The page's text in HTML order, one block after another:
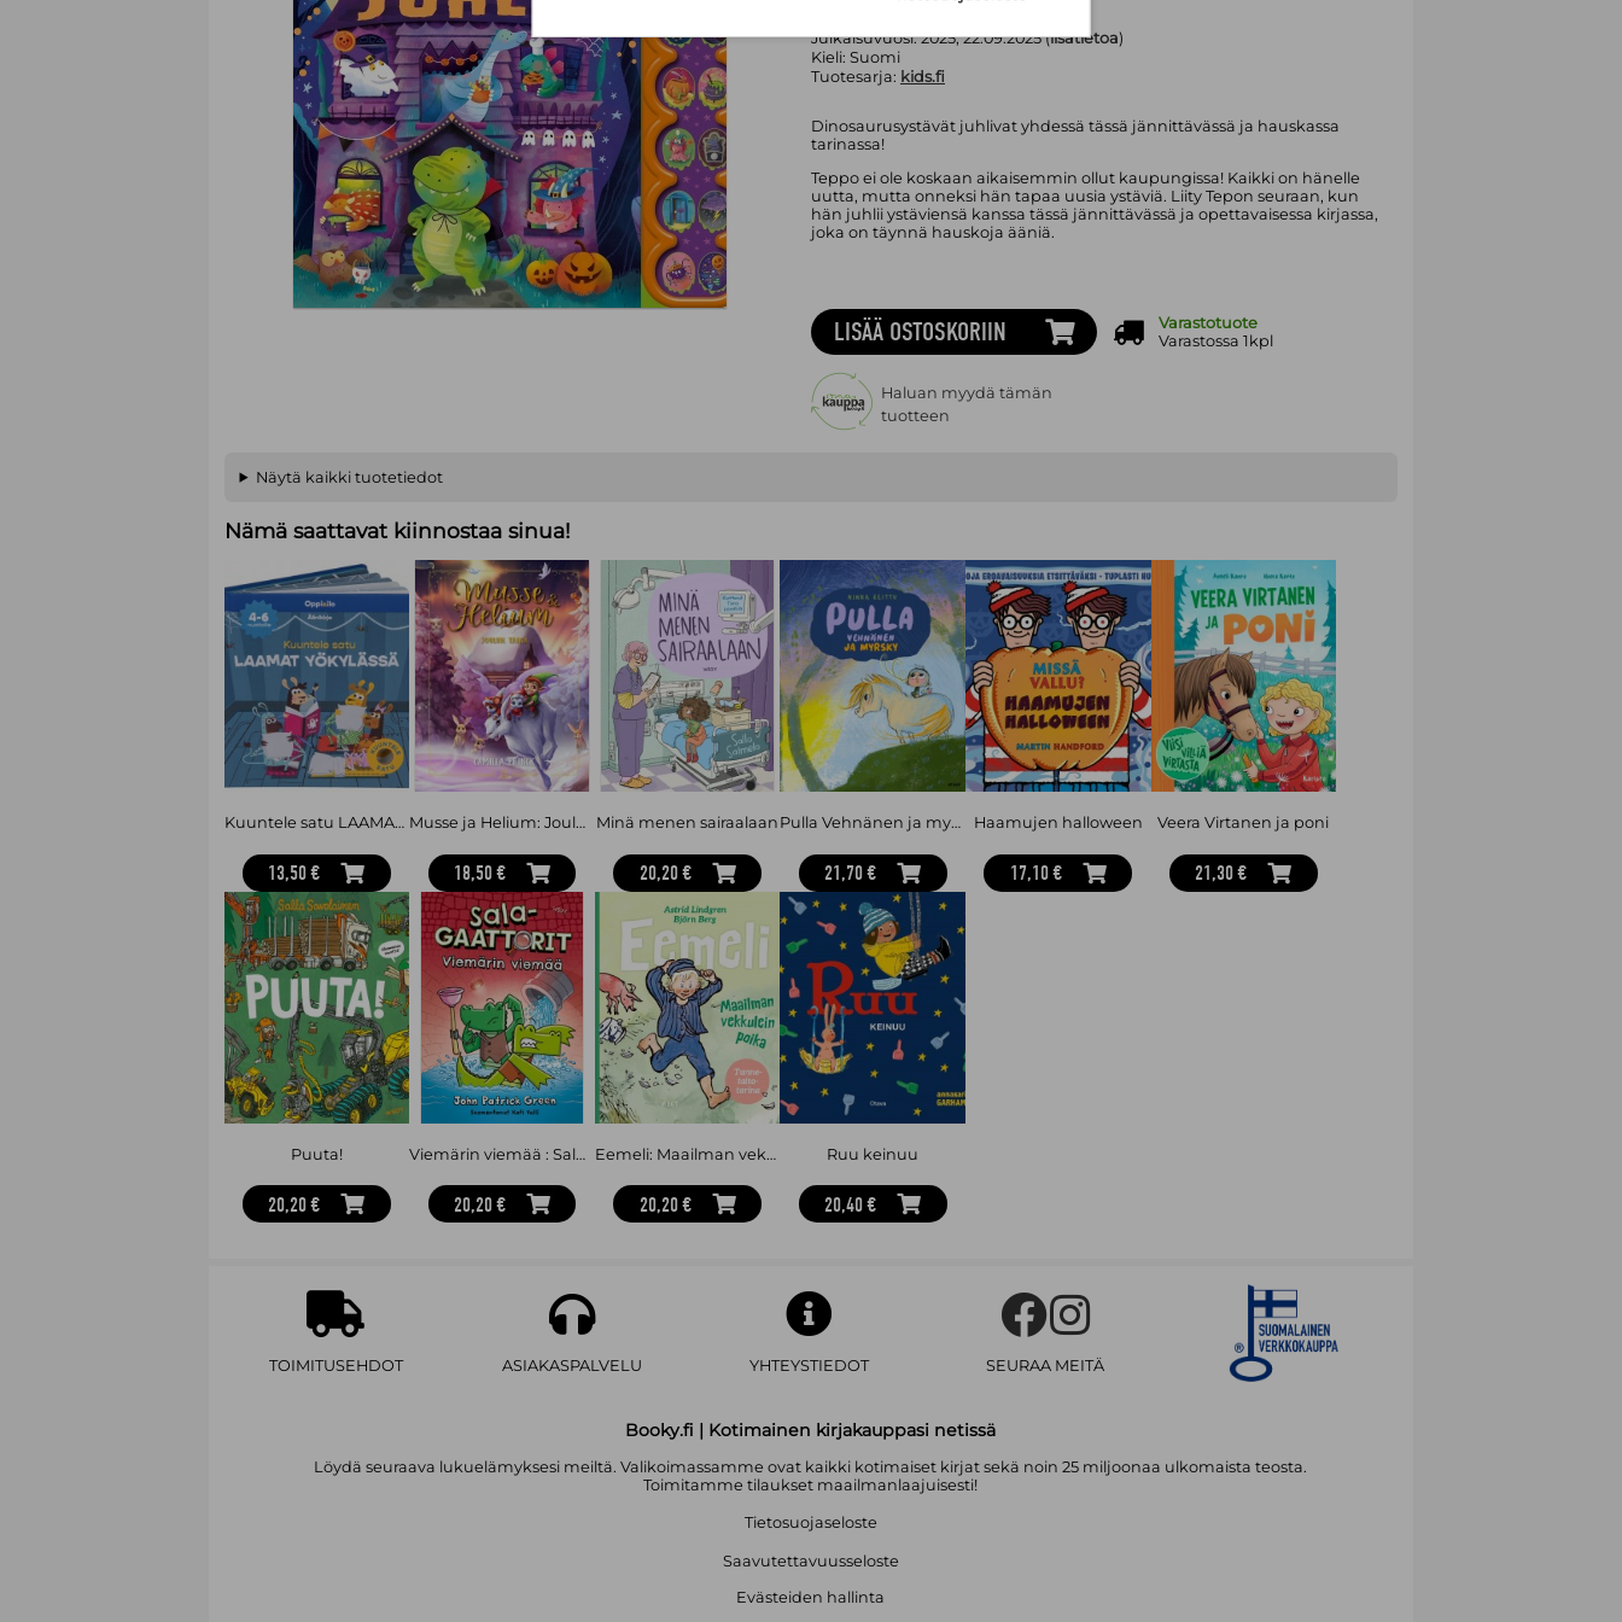
Julkaisuvuosi:2025, 22.09.2025 (lisätietoa)
Kieli: Suomi
Tuotesarja: kids.fi
Dinosaurusystävät juhlivat yhdessä tässä jännittävässä ja hauskassa
tarinassa!
Teppo ei ole koskaan aikaisemmin ollut kaupungissa! Kaikki on hänelle
uutta, mutta onneksi hän tapaa uusia ystäviä. Liity Tepon seuraan, kun
hän juhlii ystäviensä kanssa tässä jännittävässä ja opettavaisessa kirjassa,
joka on täynnä hauskoja ääniä.
LISÄÄ OSTOSKORIIN
Varastotuote
Varastossa 1kpl
Haluan myydä tämän
tuotteen
Näytä kaikki tuotetiedot
Nämä saattavat kiinnostaa sinua!
Kuuntele satu LAAMAT YÖKYLÄSSÄ -äänikirja 4-6 v
13,50 €
Musse ja Helium: Joulun taika
18,50 €
Minä menen sairaalaan
20,20 €
Pulla Vehnänen ja myrsky
21,70 €
Haamujen halloween
17,10 €
Veera Virtanen ja poni
21,30 €
Puuta!
20,20 €
Viemärin viemää : Salagaattorit 2
20,20 €
Eemeli: Maailman vekkulein poika
20,20 €
Ruu keinuu
20,40 €
TOIMITUSEHDOT ASIAKASPALVELU YHTEYSTIEDOT SEURAA MEITÄ
Booky.fi | Kotimainen kirjakauppasi netissä
Löydä seuraava lukuelämyksesi meiltä. Valikoimassamme ovat kaikki kotimaiset kirjat sekä noin 25 miljoonaa ulkomaista teosta.
Toimitamme tilaukset maailmanlaajuisesti!
Tietosuojaseloste
Saavutettavuusseloste
Evästeiden hallinta